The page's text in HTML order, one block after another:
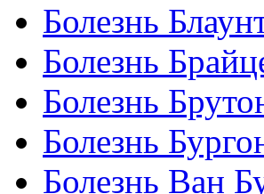
Болезнь
Болезнь
Болезнь
Болезнь
Болезнь Ван